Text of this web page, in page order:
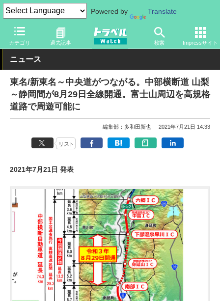
Powered by Translate
カテゴリ 過去記事 検索 Impressサイト
トラベル Watch 地域 国内旅行 甲信越
ニュース
東名/新東名～中央道がつながる。中部横断道 山梨
～静岡間が8月29日全線開通。富士山周辺を高規格
道路で周遊可能に
編集部：多和田新也 2021年7月21日 14:33
リスト
2021年7月21日 発表